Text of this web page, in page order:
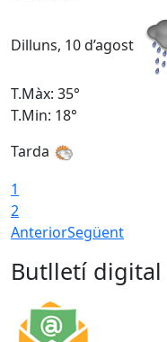
Dilluns, 10 d’agost
T.Màx: 35°
T.Min: 18°
Tarda
1
2
AnteriorSegüent
Butlletí digital